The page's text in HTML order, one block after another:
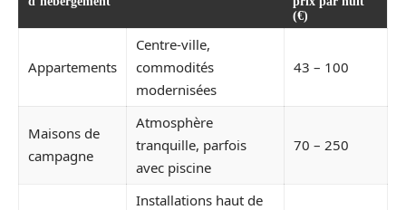
(€)
Appartements
Centre-ville,
commodités
modernisées
43 – 100
Maisons de
campagne
Atmosphère
tranquille, parfois
avec piscine
70 – 250
Installations haut de